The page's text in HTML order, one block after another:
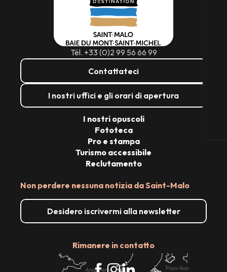
Tél. +33 (0)2 99 56 66 99
Contattateci
I nostri uffici e gli orari di apertura
Non perdere nessuna notizia da Saint-Malo
Desidero iscrivermi alla newsletter
Rimanere in contatto
I nostri opuscoli
Fototeca
Pro e stampa
Turismo accessibile
Reclutamento